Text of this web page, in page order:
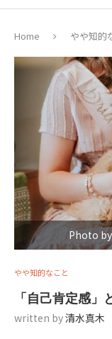
Home やや知的
Photo by
やや知的なこと
「自己肯定感」
written by清水真木